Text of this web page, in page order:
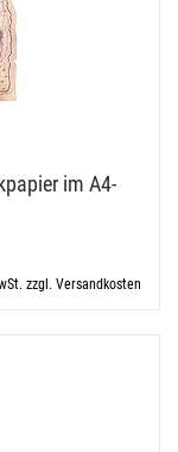
im A4-​
zzgl. Versandkosten